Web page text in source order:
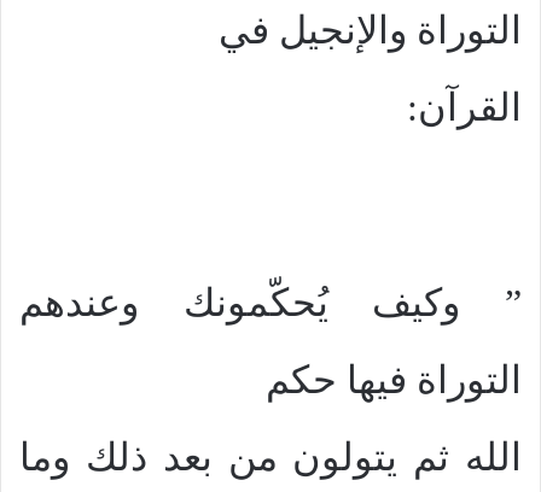
التوراة والإنجيل في
القرآن:
” وكيف يُحكّمونك وعندهم
التوراة فيها حكم
الله ثم يتولون من بعد ذلك وما